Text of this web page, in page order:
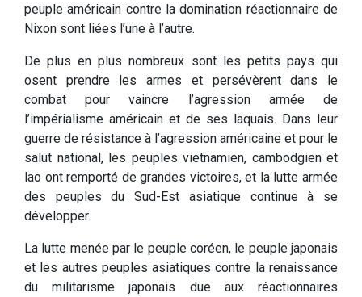
peuple américain contre la domination réactionnaire de
Nixon sont liées l’une à l’autre.
De plus en plus nombreux sont les petits pays qui
osent prendre les armes et persévèrent dans le
combat pour vaincre l’agression armée de
l’impérialisme américain et de ses laquais. Dans leur
guerre de résistance à l’agression américaine et pour le
salut national, les peuples vietnamien, cambodgien et
lao ont remporté de grandes victoires, et la lutte armée
des peuples du Sud-Est asiatique continue à se
développer.
La lutte menée par le peuple coréen, le peuple japonais
et les autres peuples asiatiques contre la renaissance
du militarisme japonais due aux réactionnaires